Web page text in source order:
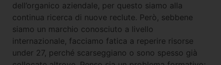
dell’organico aziendale, per questo siamo alla
continua ricerca di nuove reclute. Però, sebbene
siamo un marchio conosciuto a livello
internazionale, facciamo fatica a reperire risorse
under 27, perché scarseggiano o sono spesso già